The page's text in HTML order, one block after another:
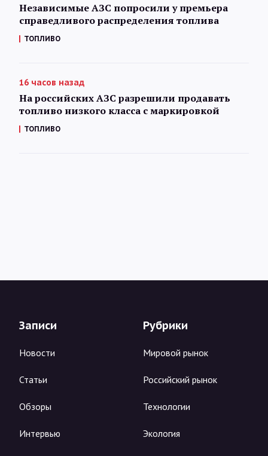
Независимые АЗС попросили у премьера
справедливого распределения топлива
ТОПЛИВО
16 часов назад
На российских АЗС разрешили продавать
топливо низкого класса с маркировкой
ТОПЛИВО
Записи
Новости
Статьи
Обзоры
Интервью
Рубрики
Мировой рынок
Российский рынок
Технологии
Экология